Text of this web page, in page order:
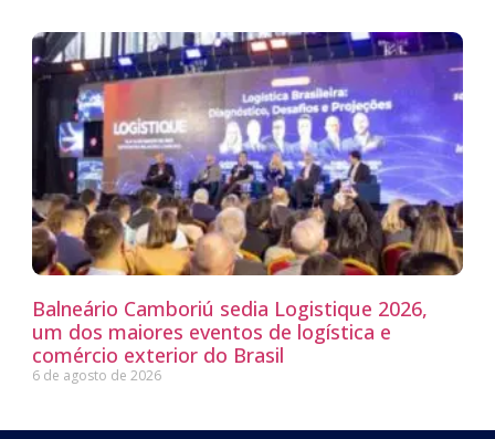
Balneário Camboriú sedia Logistique 2026,
um dos maiores eventos de logística e
comércio exterior do Brasil
6 de agosto de 2026